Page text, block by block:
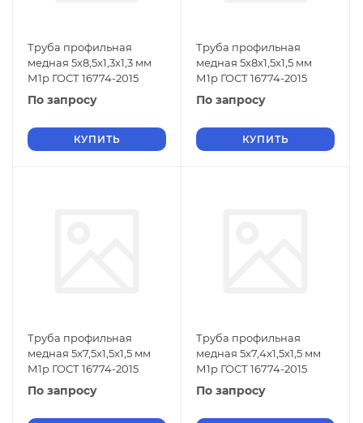
Труба профильная
медная 5x8,5x1,3x1,3 мм
М1р ГОСТ 16774-2015
По запросу
КУПИТЬ
Труба профильная
медная 5x8x1,5x1,5 мм
М1р ГОСТ 16774-2015
По запросу
КУПИТЬ
Труба профильная
медная 5x7,5x1,5x1,5 мм
М1р ГОСТ 16774-2015
По запросу
Труба профильная
медная 5x7,4x1,5x1,5 мм
М1р ГОСТ 16774-2015
По запросу